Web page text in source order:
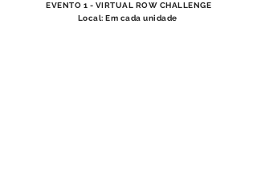
EVENTO 1 - VIRTUAL ROW CHALLENGE
Local: Em cada unidade